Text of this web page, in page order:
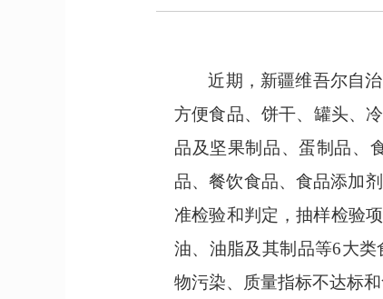
近期，新疆维吾尔自
方便食品、饼干、罐头、
品及坚果制品、蛋制品、
品、餐饮食品、食品添加
准检验和判定，抽样检验
油、油脂及其制品等6大类
物污染、 质量指标不达标